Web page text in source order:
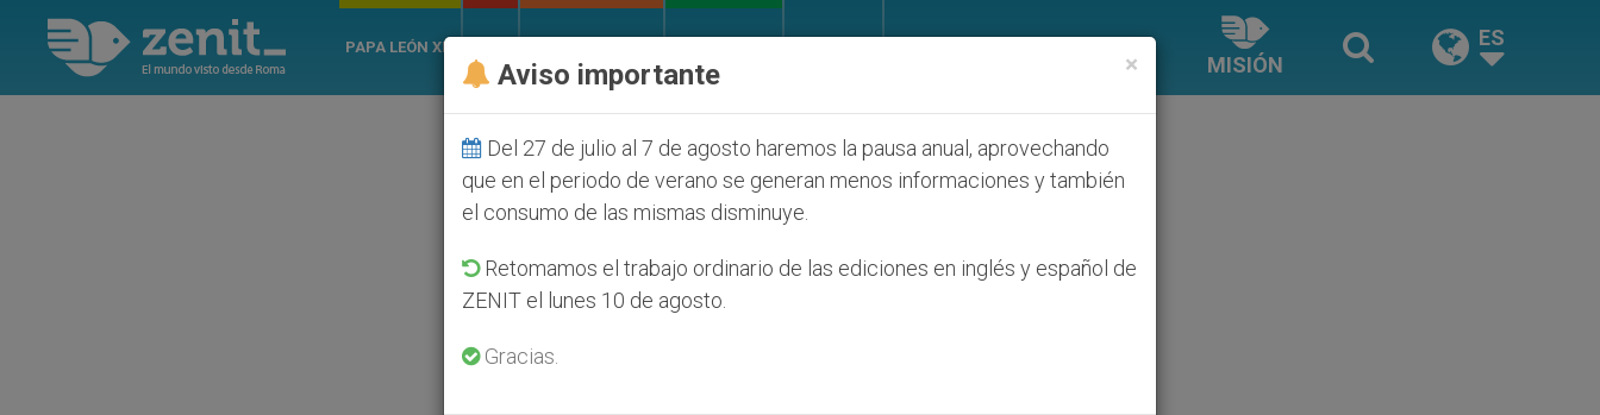
PAPA LEÓN XIV
MISIÓN
ES
×
Aviso importante
Del 27 de julio al 7 de agosto haremos la pausa anual, aprovechando
que en el periodo de verano se generan menos informaciones y también
el consumo de las mismas disminuye.
Retomamos el trabajo ordinario de las ediciones en inglés y español de
ZENIT el lunes 10 de agosto.
Gracias.